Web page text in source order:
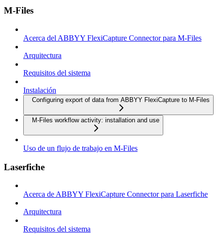
M-Files
Acerca del ABBYY FlexiCapture Connector para M-Files
Arquitectura
Requisitos del sistema
Instalación
Configuring export of data from ABBYY FlexiCapture to M-Files
M-Files workflow activity: installation and use
Uso de un flujo de trabajo en M-Files
Laserfiche
Acerca de ABBYY FlexiCapture Connector para Laserfiche
Arquitectura
Requisitos del sistema